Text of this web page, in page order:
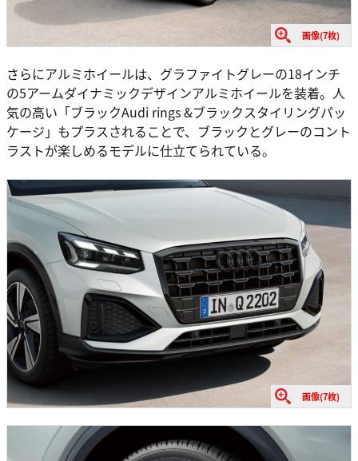
画像(7枚)
さらにアルミホイールは、グラファイトグレーの18インチ
の5アームダイナミックデザインアルミホイールを装着。人
気の高い「ブラックAudi rings &ブラックスタイリングパッ
ケージ」もプラスされることで、ブラックとグレーのコント
ラストが楽しめるモデルに仕立てられている。
画像(7枚)